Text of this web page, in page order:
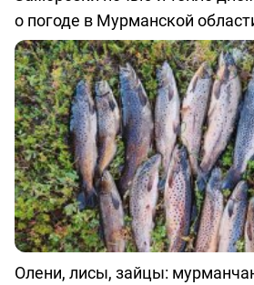
о погоде в Мурманской
Олени, лисы, зайцы: